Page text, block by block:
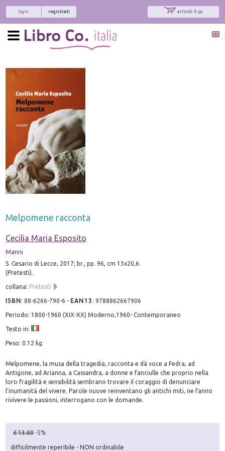
articoli: 0 pz.
registrati
login
Melpomene racconta
Cecilia Maria Esposito
Manni
S. Cesario di Lecce, 2017; br., pp. 96, cm 13x20,6.
(Pretesti).
collana: Pretesti
ISBN:88-6266-790-6 - EAN13 :9788862667906
Periodo: 1800-1960 (XIX-XX) Moderno,1960- Contemporaneo
Testo in:
Peso: 0.12 kg
Melpomene, la musa della tragedia, racconta e dà voce a Fedra, ad
Antigone, ad Arianna, a Cassandra, a donne e fanciulle che proprio nella
loro fragilità e sensibilità sembrano trovare il coraggio di denunciare
l'inumanità del vivere. Parole nuove reinventano gli antichi miti, ne fanno
rivivere le passioni, interrogano con le domande.
€ 13.00 -5%
difficilmente reperibile - NON ordinabile